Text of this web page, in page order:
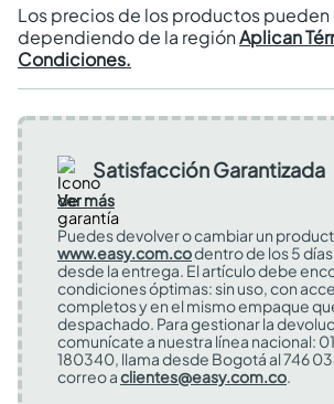
Los precios de los productos
dependiendo de la regiónAplican
Condiciones.
Satisfacción Garantizada
Ver más
Puedes devolver o cambiar un
www.easy.com.codentro de los 5
desde la entrega. El artículo debe
condiciones óptimas: sin uso, con
completos y en el mismo empaque
despachado. Para gestionar la
comunícate a nuestra línea nacional:
180340, llama desde Bogotá al 746
correo aclientes@easy.com.co.